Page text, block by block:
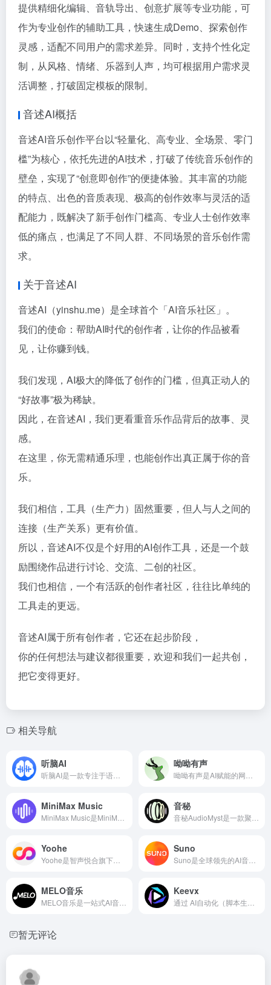
提供精细化编辑、音轨导出、创意扩展等专业功能，可
作为专业创作的辅助工具，快速生成Demo、探索创作
灵感，适配不同用户的需求差异。同时，支持个性化定
制，从风格、情绪、乐器到人声，均可根据用户需求灵
活调整，打破固定模板的限制。
音述AI概括
音述AI音乐创作平台以“轻量化、高专业、全场景、零门
槛”为核心，依托先进的AI技术，打破了传统音乐创作的
壁垒，实现了“创意即创作”的便捷体验。其丰富的功能
的特点、出色的音质表现、极高的创作效率与灵活的适
配能力，既解决了新手创作门槛高、专业人士创作效率
低的痛点，也满足了不同人群、不同场景的音乐创作需
求。
关于音述AI
音述AI（yinshu.me）是全球首个「AI音乐社区」。
我们的使命：帮助AI时代的创作者，让你的作品被看
见，让你赚到钱。
我们发现，AI极大的降低了创作的门槛，但真正动人的
“好故事”极为稀缺。
因此，在音述AI，我们更看重音乐作品背后的故事、灵
感。
在这里，你无需精通乐理，也能创作出真正属于你的音
乐。
我们相信，工具（生产力）固然重要，但人与人之间的
连接（生产关系）更有价值。
所以，音述AI不仅是个好用的AI创作工具，还是一个鼓
励围绕作品进行讨论、交流、二创的社区。
我们也相信，一个有活跃的创作者社区，往往比单纯的
工具走的更远。
音述AI属于所有创作者，它还在起步阶段，
你的任何想法与建议都很重要，欢迎和我们一起共创，
把它变得更好。
相关导航
听脑AI 呦呦有声
MiniMax Music 音秘
Yoohe Suno
MELO音乐 Keevx
暂无评论